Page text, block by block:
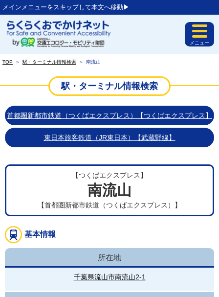
メインメニューをスキップして本文へ移動▶︎
メニュー
TOP ＞ 駅・ターミナル情報検索 ＞ 南流山
駅・ターミナル情報検索
首都圏新都市鉄道（つくばエクスプレス）【つくばエクスプレス】
東日本旅客鉄道（JR東日本）【武蔵野線】
【つくばエクスプレス】
南流山
【首都圏新都市鉄道（つくばエクスプレス）】
基本情報
所在地
千葉県流山市南流山2-1